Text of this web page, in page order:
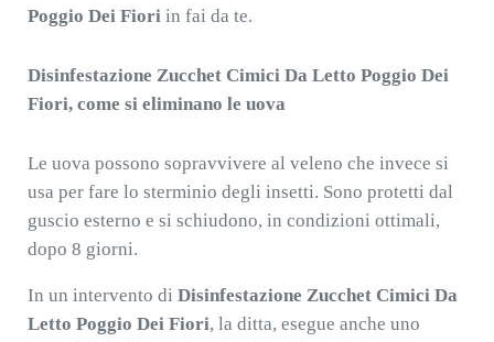
Poggio Dei Fioriin fai da te.
Disinfestazione Zucchet Cimici Da Letto Poggio Dei
Fiori, come si eliminano le uova
Le uova possono sopravvivere al veleno che invece si
usa per fare lo sterminio degli insetti. Sono protetti dal
guscio esterno e si schiudono, in condizioni ottimali,
dopo 8 giorni.
In un intervento di Disinfestazione Zucchet Cimici Da
Letto Poggio Dei Fiori, la ditta, esegue anche uno